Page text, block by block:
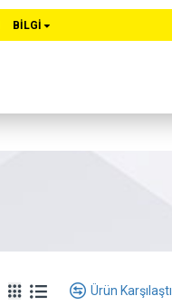
BİLGİ
Ürün